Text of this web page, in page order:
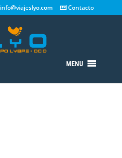
info@viajeslyo.com Contacto
MENU